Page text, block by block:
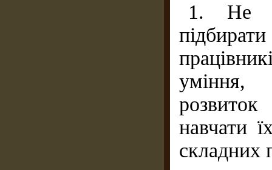
1. Не
уміння,
розвиток
навчати
складних